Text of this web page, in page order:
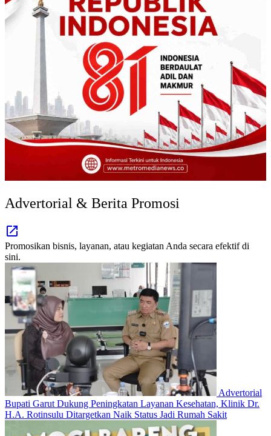
Advertorial & Berita Promosi
Promosikan bisnis, layanan, atau kegiatan Anda secara efektif di
sini.
Advertorial
Bupati Garut Dukung Peningkatan Layanan Kesehatan, Klinik Dr.
H.A. Rotinsulu Ditargetkan Naik Status Jadi Rumah Sakit